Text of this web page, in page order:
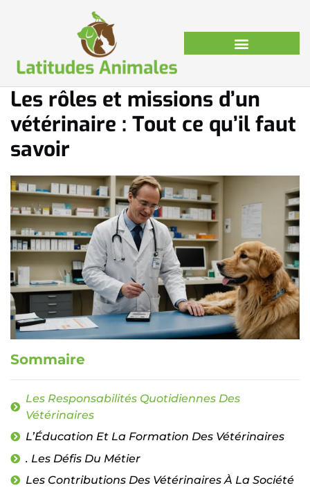
Les rôles et missions d’un
vétérinaire : Tout ce qu’il faut
savoir
Sommaire
Les Responsabilités Quotidiennes Des
Vétérinaires
L’Éducation Et La Formation Des Vétérinaires
. Les Défis Du Métier
Les Contributions Des Vétérinaires À La Société